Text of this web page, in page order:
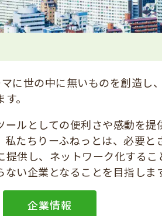
に世の中に無いものを創造し
。
ールとしての便利さや感動を提
たちりーふねっとは、必要と
供し、ネットワーク化するこ
い企業となることを目指しま
企業情報